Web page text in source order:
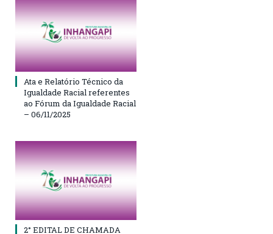
Ata e Relatório Técnico da
Igualdade Racial referentes
ao Fórum da Igualdade Racial
– 06/11/2025
2° EDITAL DE CHAMADA